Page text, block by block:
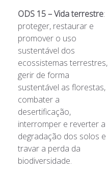
ODS 15 – Vida terrestre:
proteger, restaurar e
promover o uso
sustentável dos
ecossistemas terrestres,
gerir de forma
sustentável as florestas,
combater a
desertificação,
interromper e reverter a
degradação dos solos e
travar a perda da
biodiversidade.